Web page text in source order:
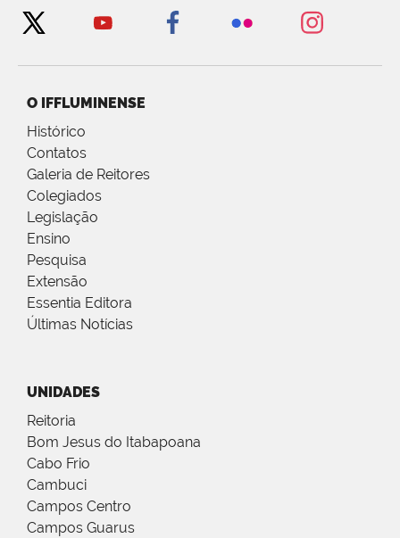
O IFFLUMINENSE
Histórico
Contatos
Galeria de Reitores
Colegiados
Legislação
Ensino
Pesquisa
Extensão
Essentia Editora
Últimas Notícias
UNIDADES
Reitoria
Bom Jesus do Itabapoana
Cabo Frio
Cambuci
Campos Centro
Campos Guarus